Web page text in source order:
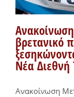
βρετανικό
Νέα Διεθνή
Ανακοίνωση